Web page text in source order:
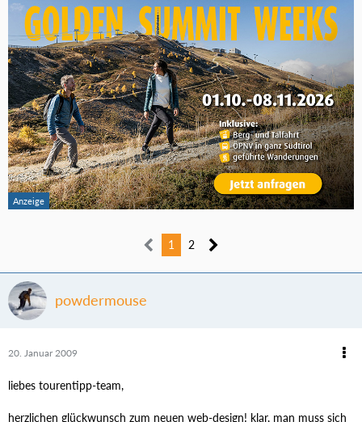
1 2
powdermouse
20. Januar 2009
liebes tourentipp-team,
herzlichen glückwunsch zum neuen web-design! klar, man muss sich